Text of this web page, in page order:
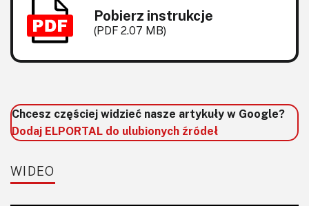
KITy AVT
Magazyny
Pobierz instrukcje
(PDF 2.07 MB)
Chcesz częściej widzieć nasze artykuły w Google?
Dodaj ELPORTAL do ulubionych źródeł
WIDEO